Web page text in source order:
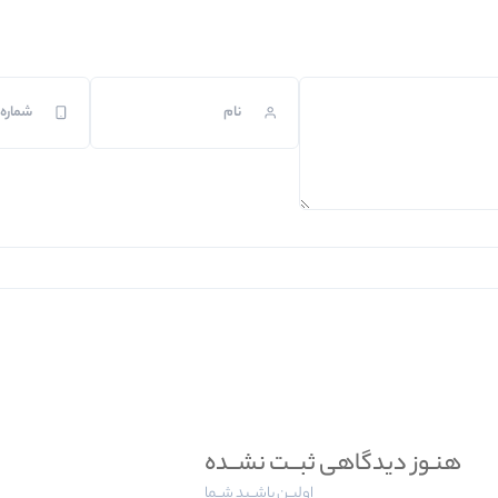
هنـوز دیدگاهی ثبــت نشــده